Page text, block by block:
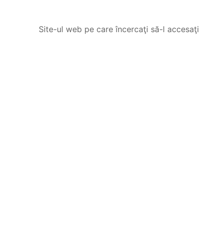
Site-ul web pe care încercaţi să-l